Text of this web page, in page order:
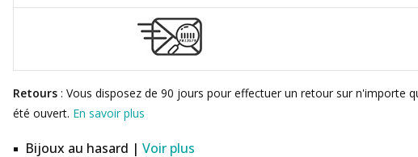
Retours : Vous disposez de 90 jours pour effectuer un retour sur n'importe
été ouvert. En savoir plus
Bijoux au hasard | Voir plus